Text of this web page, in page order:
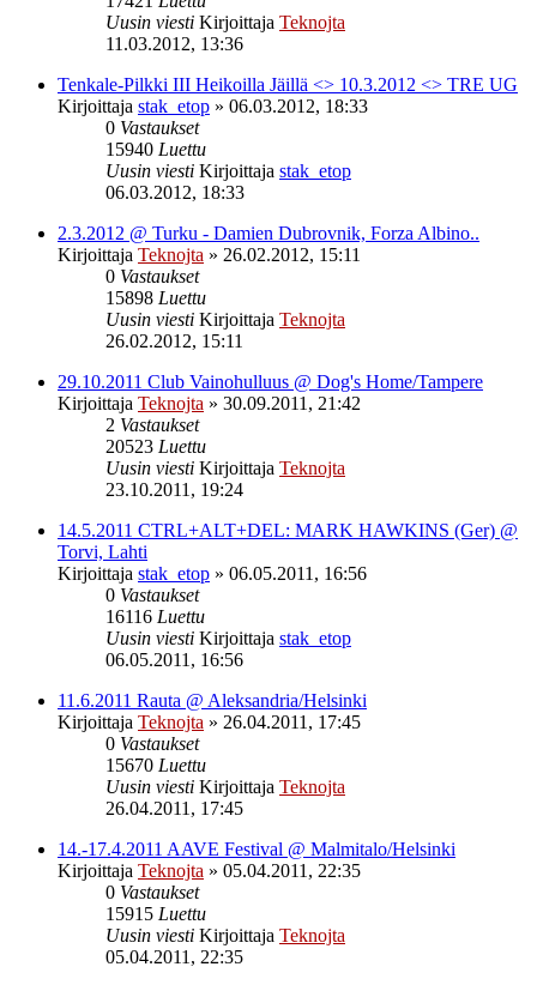
Uusin viesti Kirjoittaja Teknojta
11.03.2012, 13:36
Tenkale-Pilkki III Heikoilla Jäillä <> 10.3.2012 <> TRE UG
Kirjoittaja stak_etop » 06.03.2012, 18:33
0 Vastaukset
15940 Luettu
Uusin viesti Kirjoittaja stak_etop
06.03.2012, 18:33
2.3.2012 @ Turku - Damien Dubrovnik, Forza Albino..
Kirjoittaja Teknojta » 26.02.2012, 15:11
0 Vastaukset
15898 Luettu
Uusin viesti Kirjoittaja Teknojta
26.02.2012, 15:11
29.10.2011 Club Vainohulluus @ Dog's Home/Tampere
Kirjoittaja Teknojta » 30.09.2011, 21:42
2 Vastaukset
20523 Luettu
Uusin viesti Kirjoittaja Teknojta
23.10.2011, 19:24
14.5.2011 CTRL+ALT+DEL: MARK HAWKINS (Ger) @
Torvi, Lahti
Kirjoittaja stak_etop » 06.05.2011, 16:56
0 Vastaukset
16116 Luettu
Uusin viesti Kirjoittaja stak_etop
06.05.2011, 16:56
11.6.2011 Rauta @ Aleksandria/Helsinki
Kirjoittaja Teknojta » 26.04.2011, 17:45
0 Vastaukset
15670 Luettu
Uusin viesti Kirjoittaja Teknojta
26.04.2011, 17:45
14.-17.4.2011 AAVE Festival @ Malmitalo/Helsinki
Kirjoittaja Teknojta » 05.04.2011, 22:35
0 Vastaukset
15915 Luettu
Uusin viesti Kirjoittaja Teknojta
05.04.2011, 22:35